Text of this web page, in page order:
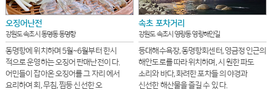
오징어난전
강원도 속초시 동명동 동명항
동명항에 위치하며 5월~6월부터 한시
적으로 운영하는 오징어 판매난전이 다.
어민들이 잡아온 오징어를 그 자리 에서
요리하여 회, 무침, 찜등 신선한 오
속초 포차거리
강원도 속초시 영랑동 영랑해안길
등대해수욕장, 동명항회센터, 영금정 인근의
해안도로를 따라 위치하며, 시 원한 파도
소리와 바다, 화려한 포차들 의 야경과
신선한 해산물을 즐길 수 있 다.